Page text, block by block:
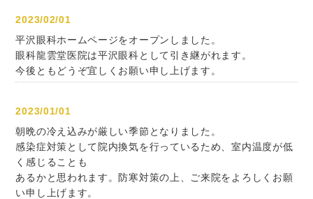
2023/02/01
平沢眼科ホームページをオープンしました。
眼科龍雲堂医院は平沢眼科として引き継がれます。
今後ともどうぞ宜しくお願い申し上げます。
2023/01/01
朝晩の冷え込みが厳しい季節となりました。
感染症対策として院内換気を行っているため、室内温度が低
く感じることも
あるかと思われます。防寒対策の上、ご来院をよろしくお願
い申し上げます。